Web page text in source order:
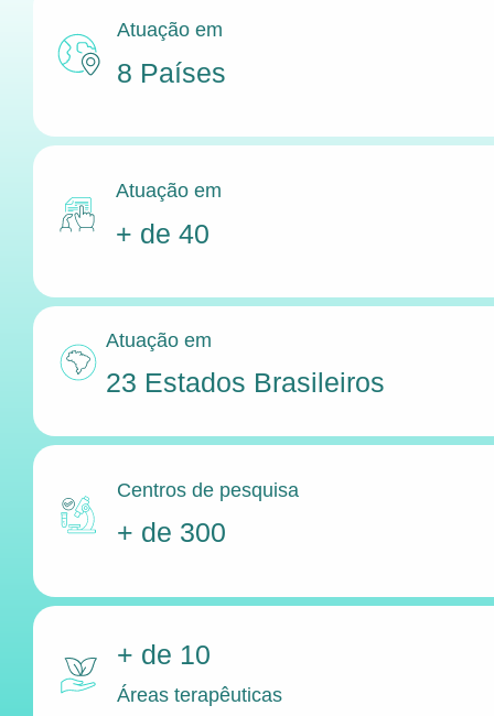
Atuação em
8 Países
Atuação em
+ de 40
Atuação em
23 Estados Brasileiros
Centros de pesquisa
+ de 300
+ de 10
Áreas terapêuticas